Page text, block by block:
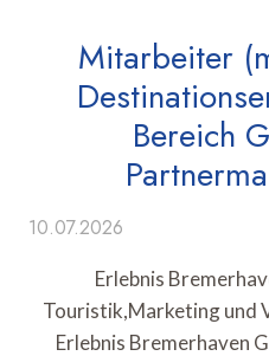
Mitarbeiter
Bereich
10.07.2026
Erlebnis
Touristik,Marketing und
Erlebnis Bremerhaven